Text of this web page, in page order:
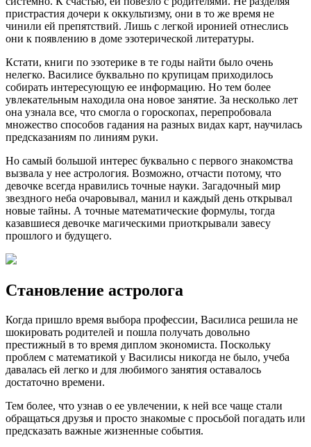
пристрастия дочери к оккультизму, они в то же время не
чинили ей препятствий. Лишь с легкой иронией отнеслись
они к появлению в доме эзотерической литературы.
Кстати, книги по эзотерике в те годы найти было очень
нелегко. Василисе буквально по крупицам приходилось
собирать интересующую ее информацию. Но тем более
увлекательным находила она новое занятие. За несколько лет
она узнала все, что смогла о гороскопах, перепробовала
множество способов гадания на разных видах карт, научилась
предсказаниям по линиям руки.
Но самый большой интерес буквально с первого знакомства
вызвала у нее астрология. Возможно, отчасти потому, что
девочке всегда нравились точные науки. Загадочный мир
звездного неба очаровывал, манил и каждый день открывал
новые тайны. А точные математические формулы, тогда
казавшиеся девочке магическими приоткрывали завесу
прошлого и будущего.
Становление астролога
Когда пришло время выбора профессии, Василиса решила не
шокировать родителей и пошла получать довольно
престижный в то время диплом экономиста. Поскольку
проблем с математикой у Василисы никогда не было, учеба
давалась ей легко и для любимого занятия оставалось
достаточно времени.
Тем более, что узнав о ее увлечении, к ней все чаще стали
обращаться друзья и просто знакомые с просьбой погадать или
предсказать важные жизненные события.